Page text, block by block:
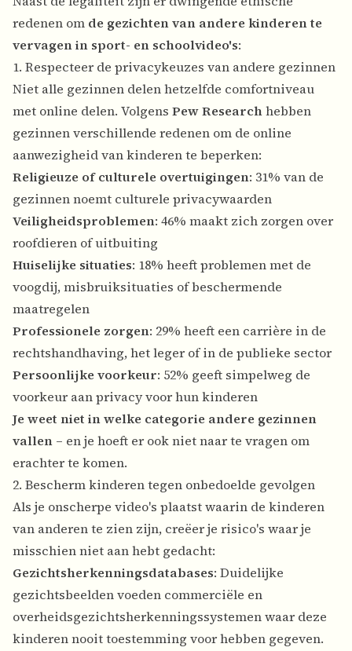
redenen om de gezichten van andere kinderen te
vervagen in sport- en schoolvideo's:
1. Respecteer de privacykeuzes van andere gezinnen
Niet alle gezinnen delen hetzelfde comfortniveau
met online delen. Volgens Pew Researchhebben
gezinnen verschillende redenen om de online
aanwezigheid van kinderen te beperken:
Religieuze of culturele overtuigingen: 31% van de
gezinnen noemt culturele privacywaarden
Veiligheidsproblemen: 46% maakt zich zorgen over
roofdieren of uitbuiting
Huiselijke situaties: 18% heeft problemen met de
voogdij, misbruiksituaties of beschermende
maatregelen
Professionele zorgen: 29% heeft een carrière in de
rechtshandhaving, het leger of in de publieke sector
Persoonlijke voorkeur: 52% geeft simpelweg de
voorkeur aan privacy voor hun kinderen
Je weet niet in welke categorie andere gezinnen
vallen – en je hoeft er ook niet naar te vragen om
erachter te komen.
2. Bescherm kinderen tegen onbedoelde gevolgen
Als je onscherpe video's plaatst waarin de kinderen
van anderen te zien zijn, creëer je risico's waar je
misschien niet aan hebt gedacht:
Gezichtsherkenningsdatabases: Duidelijke
gezichtsbeelden voeden commerciële en
overheidsgezichtsherkenningssystemen waar deze
kinderen nooit toestemming voor hebben gegeven.